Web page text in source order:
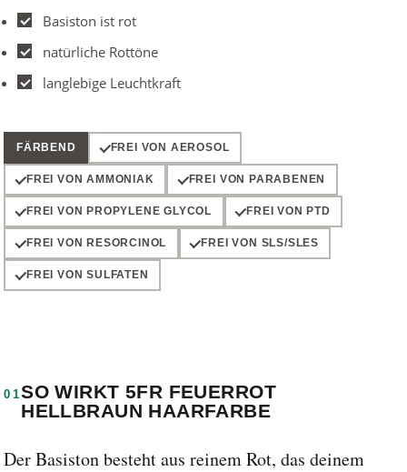
Basiston ist rot
natürliche Rottöne
langlebige Leuchtkraft
FÄRBEND FREI VON AEROSOL
FREI VON AMMONIAK FREI VON PARABENEN
FREI VON PROPYLENE GLYCOL FREI VON PTD
FREI VON RESORCINOL FREI VON SLS/SLES
FREI VON SULFATEN
01SO WIRKT 5FR FEUERROT
HELLBRAUN HAARFARBE
Der Basiston besteht aus reinem Rot, das deinem